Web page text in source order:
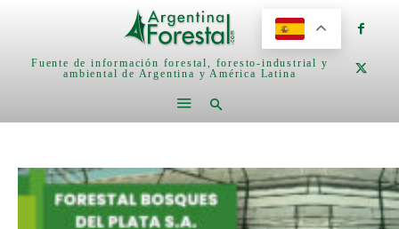
Fuente de información forestal, foresto-industrial y
ambiental de Argentina y América Latina